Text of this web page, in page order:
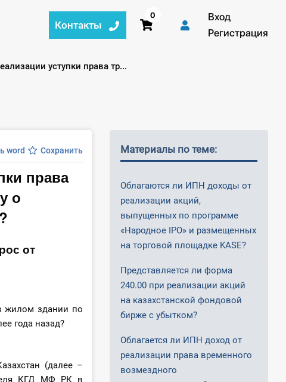
Контакты
0
Вход
Регистрация
уступки права тр...
word Сохранить
права
о
от
жилом здании по
года назад?
(далее –
КГД МФ РК в
Материалы по теме:
Облагаются ли ИПН доходы от
реализации акций,
выпущенных по программе
«Народное IPO» и размещенных
на торговой площадке KASE?
Представляется ли форма
240.00 при реализации акций
на казахстанской фондовой
бирже с убытком?
Облагается ли ИПН доход от
реализации права временного
возмездного